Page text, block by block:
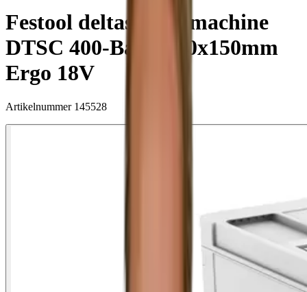
Festool deltaschuurmachine
DTSC 400-Basic 100x150mm
Ergo 18V
Artikelnummer 145528